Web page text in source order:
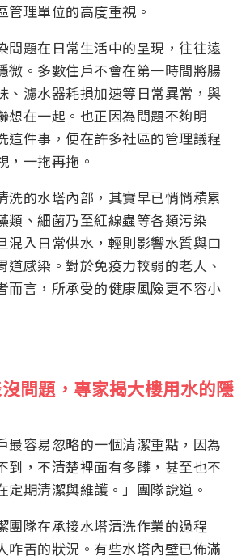
管理單位的高度重視。
問題在日常生活中的呈現，往往遠
微。多數住戶不會在第一時間將腸
、濾水器耗損加速等日常異常，與
想在一起。也正因為問題不夠明
這件事，便在許多社區的管理議程
，一拖再拖。
洗的水塔內部，其實早已悄悄積累
類、細菌乃至紅線蟲等各類污染
混入日常供水，輕則影響水質與口
道感染。對於免疫力較弱的老人、
而言，所承受的健康風險更不容小
問題，專家揭大樓用水的隱
最容易忽略的一個清潔重點，因為
到，不清楚裡面有多髒，甚至也不
定期清潔與維護。」團隊說道。
團隊在承接水塔清洗作業的過程
咋舌的狀況。有些水塔內壁已佈滿